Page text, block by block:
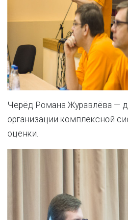
Черёд Романа Журавлёва —
организации комплексной
оценки.